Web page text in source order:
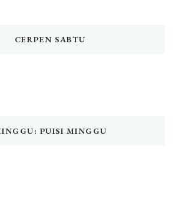
CERPEN SABTU
PUISI MINGGU